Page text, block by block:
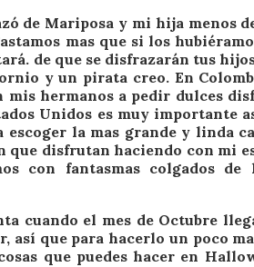
de Mariposa y mi hija menos
mas que si los
de que se disfrazarán tus
y un pirata creo. En
hermanos a pedir dulces
Unidos es muy importante
escoger la mas grande y linda
disfrutan haciendo con mi
con fantasmas colgados de
cuando el mes de Octubre
que para hacerlo un poco
que puedes hacer en